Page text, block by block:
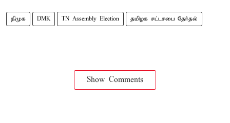
திமுக DMK TN Assembly Election தமிழக சட்டசபை தேர்தல்
Show Comments